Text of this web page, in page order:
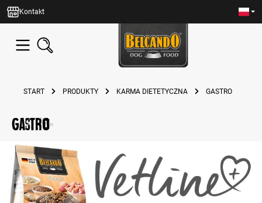
zawartości
Kontakt
START PRODUKTY KARMA DIETETYCZNA GASTRO
Gastro